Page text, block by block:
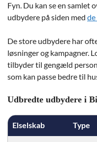
Fyn. Du kan se en samlet
udbydere på siden med
De store udbydere har
løsninger og kampagner.
tilbyder til gengæld
som kan passe bedre til
Udbredte udbydere i
Elselskab Type